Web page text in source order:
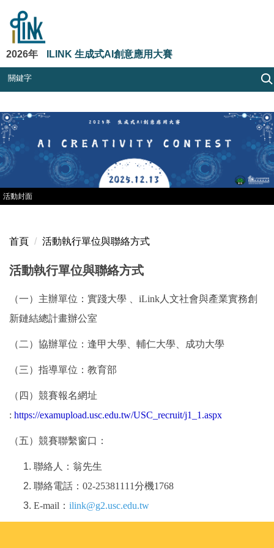
到
要
內
容
2026年 ILINK 生成式AI創意應用大賽
活動封面
首頁 活動執行單位與聯絡方式
活動執行單位與聯絡方式
（一）主辦單位：實踐大學 、iLink人文社會與產業實務創
新鏈結總計畫辦公室
（二）協辦單位：逢甲大學、輔仁大學、成功大學
（三）指導單位：教育部
（四）競賽報名網址
: https://examupload.usc.edu.tw/USC_recruit/j1_1.aspx
（五） 競賽聯繫窗口：
聯絡人：翁先生
聯絡電話：02-25381111分機1768
E-mail： ilink@g2.usc.edu.tw